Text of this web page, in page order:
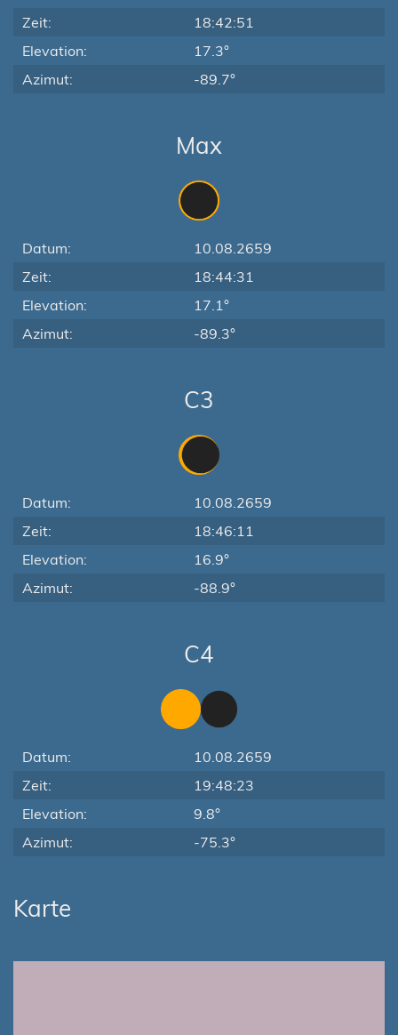
Zeit:
18:42:51
Elevation:
17.3°
Azimut:
-89.7°
Max
Datum:
10.08.2659
Zeit:
18:44:31
Elevation:
17.1°
Azimut:
-89.3°
C3
Datum:
10.08.2659
Zeit:
18:46:11
Elevation:
16.9°
Azimut:
-88.9°
C4
Datum:
10.08.2659
Zeit:
19:48:23
Elevation:
9.8°
Azimut:
-75.3°
Karte